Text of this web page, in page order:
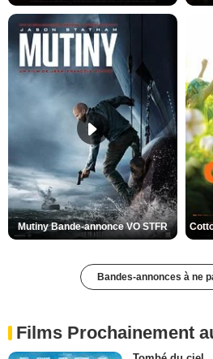
Mutiny Bande-annonce VO STFR
Bandes-annonces à ne
Films Prochainement